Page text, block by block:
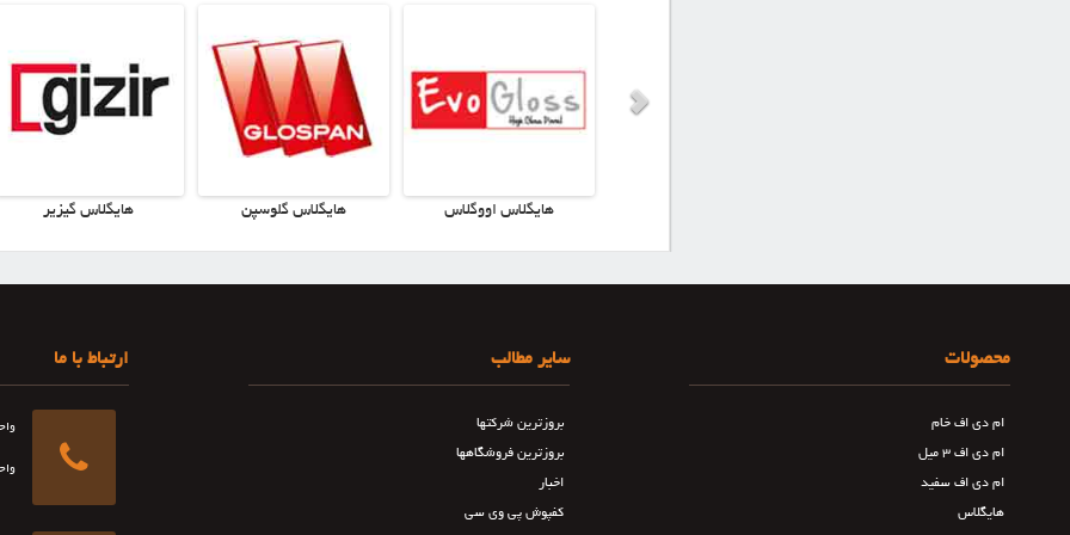
هایگلاس گیزیر هایگلاس گلوسپن هایگلاس اووگلاس
محصولات
ام دی اف خام
ام دی اف ۳ میل
ام دی اف سفید
هایگلاس
سایر مطالب
بروزترین شرکتها
بروزترین فروشگاهها
اخبار
کفپوش پی وی سی
ارتباط با ما